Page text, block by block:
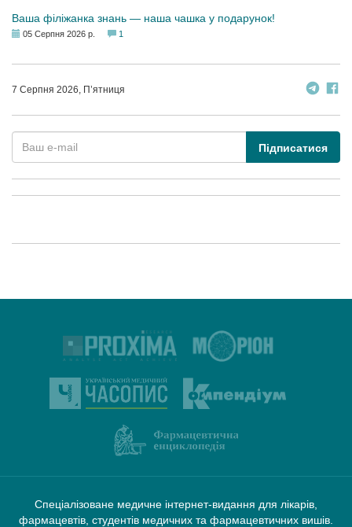
Ваша філіжанка знань — наша чашка у подарунок!
05 Серпня 2026 р. 1
7 Серпня 2026, П’ятниця
Підписатися
Спеціалізоване медичне інтернет-видання для лікарів,
фармацевтів, студентів медичних та фармацевтичних вишів.